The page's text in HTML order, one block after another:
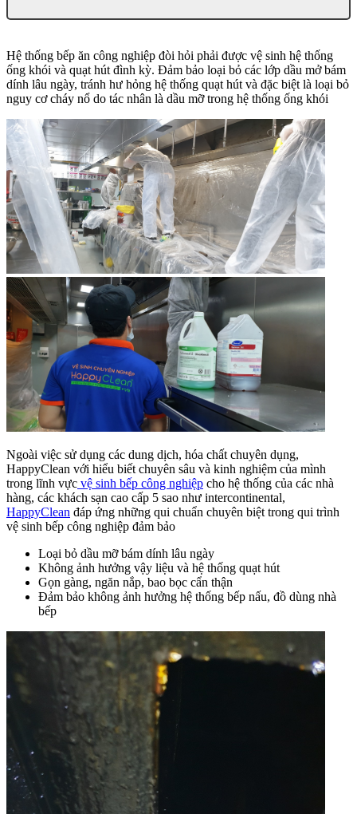
Hệ thống bếp ăn công nghiệp đòi hỏi phải được vệ sinh hệ thống
ống khói và quạt hút đình kỳ. Đảm bảo loại bỏ các lớp dầu mở bám
dính lâu ngày, tránh hư hỏng hệ thống quạt hút và đặc biệt là loại bỏ
nguy cơ cháy nổ do tác nhân là dầu mỡ trong hệ thống ống khói
Ngoài việc sử dụng các dung dịch, hóa chất chuyên dụng,
HappyClean với hiểu biết chuyên sâu và kinh nghiệm của mình
trong lĩnh vực vệ sinh bếp công nghiệp cho hệ thống của các nhà
hàng, các khách sạn cao cấp 5 sao như intercontinental,
HappyClean đáp ứng những qui chuẩn chuyên biệt trong qui trình
vệ sinh bếp công nghiệp đảm bảo
Loại bỏ dầu mỡ bám dính lâu ngày
Không ảnh hưởng vậy liệu và hệ thống quạt hút
Gọn gàng, ngăn nắp, bao bọc cẩn thận
Đảm bảo không ảnh hưởng hệ thống bếp nấu, đồ dùng nhà
bếp